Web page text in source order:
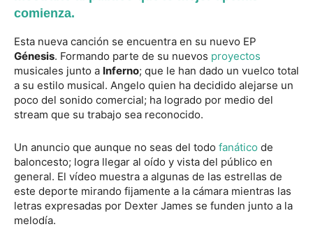
comienza.
Esta nueva canción se encuentra en su nuevo EP
Génesis. Formando parte de su nuevos proyectos
musicales junto a Inferno; que le han dado un vuelco total
a su estilo musical. Angelo quien ha decidido alejarse un
poco del sonido comercial; ha logrado por medio del
stream que su trabajo sea reconocido.
Un anuncio que aunque no seas del todo fanático de
baloncesto; logra llegar al oído y vista del público en
general. El vídeo muestra a algunas de las estrellas de
este deporte mirando fijamente a la cámara mientras las
letras expresadas por Dexter James se funden junto a la
melodía.